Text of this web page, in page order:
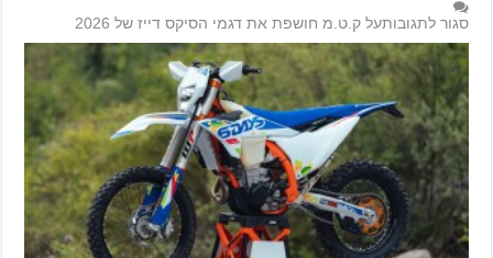
סגור לתגובותעל ק.ט.מ חושפת את דגמי הסיקס דייז של 2026